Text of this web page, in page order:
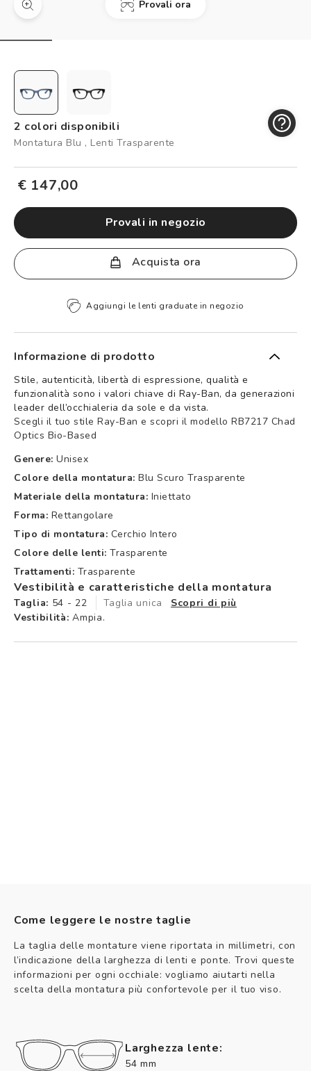
Prenota un test della vista gratuito
Controllo visivo
Carta fedeltà
Logout
Provali ora
2 colori disponibili
Montatura Blu , Lenti Trasparente
€ 147,00
provali in negozio
Acquista ora
Aggiungi le lenti graduate in negozio
Informazione di prodotto
Stile, autenticità, libertà di espressione, qualità e
funzionalità sono i valori chiave di Ray-Ban, da generazioni
leader dell’occhialeria da sole e da vista.
Scegli il tuo stile Ray-Ban e scopri il modello RB7217 Chad
Optics Bio-Based
Genere: Unisex
Colore della montatura: Blu Scuro Trasparente
Materiale della montatura: Iniettato
Forma: Rettangolare
Tipo di montatura: Cerchio Intero
Colore delle lenti: Trasparente
Trattamenti: Trasparente
Vestibilità e caratteristiche della montatura
Taglia: 54 - 22 Taglia unica
Scopri di più
Vestibilità: Ampia.
Come leggere le nostre taglie
La taglia delle montature viene riportata in millimetri, con
l’indicazione della larghezza di lenti e ponte. Trovi queste
informazioni per ogni occhiale: vogliamo aiutarti nella
scelta della montatura più confortevole per il tuo viso.
Larghezza lente:
54 mm